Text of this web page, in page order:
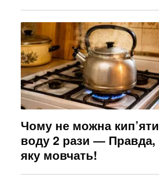
Чому не можна
воду 2 рази — Правда,
яку мовчать!